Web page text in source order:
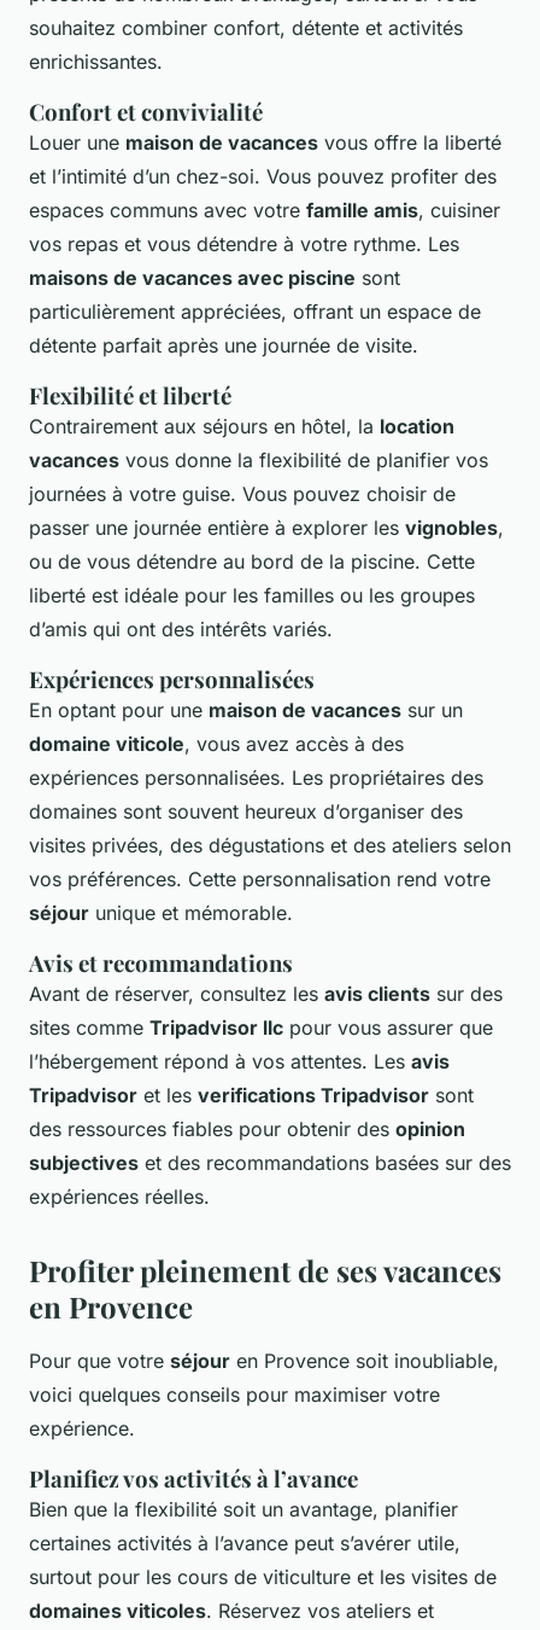
souhaitez combiner confort, détente et activités
enrichissantes.
Confort et convivialité
Louer une maison de vacances vous offre la liberté
et l’intimité d’un chez-soi. Vous pouvez profiter des
espaces communs avec votre famille amis, cuisiner
vos repas et vous détendre à votre rythme. Les
maisons de vacances avec piscine sont
particulièrement appréciées, offrant un espace de
détente parfait après une journée de visite.
Flexibilité et liberté
Contrairement aux séjours en hôtel, la location
vacances vous donne la flexibilité de planifier vos
journées à votre guise. Vous pouvez choisir de
passer une journée entière à explorer les vignobles,
ou de vous détendre au bord de la piscine. Cette
liberté est idéale pour les familles ou les groupes
d’amis qui ont des intérêts variés.
Expériences personnalisées
En optant pour une maison de vacances sur un
domaine viticole, vous avez accès à des
expériences personnalisées. Les propriétaires des
domaines sont souvent heureux d’organiser des
visites privées, des dégustations et des ateliers selon
vos préférences. Cette personnalisation rend votre
séjour unique et mémorable.
Avis et recommandations
Avant de réserver, consultez les avis clients sur des
sites comme Tripadvisor llc pour vous assurer que
l’hébergement répond à vos attentes. Les avis
Tripadvisor et les verifications Tripadvisor sont
des ressources fiables pour obtenir des opinion
subjectives et des recommandations basées sur des
expériences réelles.
Profiter pleinement de ses vacances
en Provence
Pour que votre séjour en Provence soit inoubliable,
voici quelques conseils pour maximiser votre
expérience.
Planifiez vos activités à l’avance
Bien que la flexibilité soit un avantage, planifier
certaines activités à l’avance peut s’avérer utile,
surtout pour les cours de viticulture et les visites de
domaines viticoles. Réservez vos ateliers et